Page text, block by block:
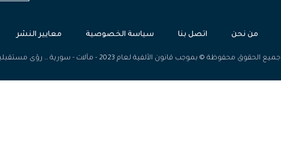
من نحن اتصل بنا سياسة الخصوصية معايير النشر
جميع الحقوق محفوظة © بموجب قانون الألفية لعام 2023 - مآلات - سورية .. رؤى مستقبلية